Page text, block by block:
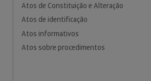
Atos de Constituição e Alteração
Atos de identificação
Atos informativos
Atos sobre procedimentos